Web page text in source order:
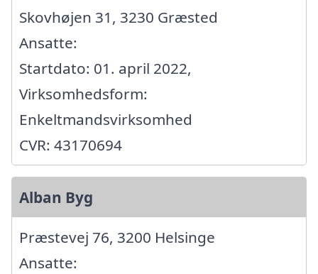
Skovhøjen 31, 3230 Græsted
Ansatte:
Startdato: 01. april 2022,
Virksomhedsform:
Enkeltmandsvirksomhed
CVR: 43170694
Alban Byg
Præstevej 76, 3200 Helsinge
Ansatte: